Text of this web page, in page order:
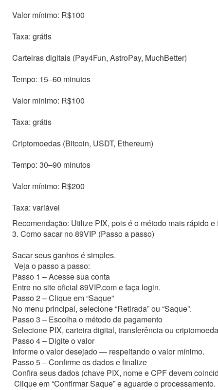
Valor mínimo: R$100
Taxa: grátis
Carteiras digitais (Pay4Fun, AstroPay, MuchBetter)
Tempo: 15–60 minutos
Valor mínimo: R$100
Taxa: grátis
Criptomoedas (Bitcoin, USDT, Ethereum)
Tempo: 30–90 minutos
Valor mínimo: R$200
Taxa: variável
Recomendação: Utilize PIX, pois é o método mais rápido
3. Como sacar no 89VIP (Passo a passo)
Sacar seus ganhos é simples.
Veja o passo a passo:
Passo 1 – Acesse sua conta
Entre no site oficial 89VIP.com e faça login.
Passo 2 – Clique em “Saque”
No menu principal, selecione “Retirada” ou “Saque”.
Passo 3 – Escolha o método de pagamento
Selecione PIX, carteira digital, transferência ou
Passo 4 – Digite o valor
Informe o valor desejado — respeitando o valor mínimo.
Passo 5 – Confirme os dados e finalize
Confira seus dados (chave PIX, nome e CPF devem
Clique em “Confirmar Saque” e aguarde o processamento.